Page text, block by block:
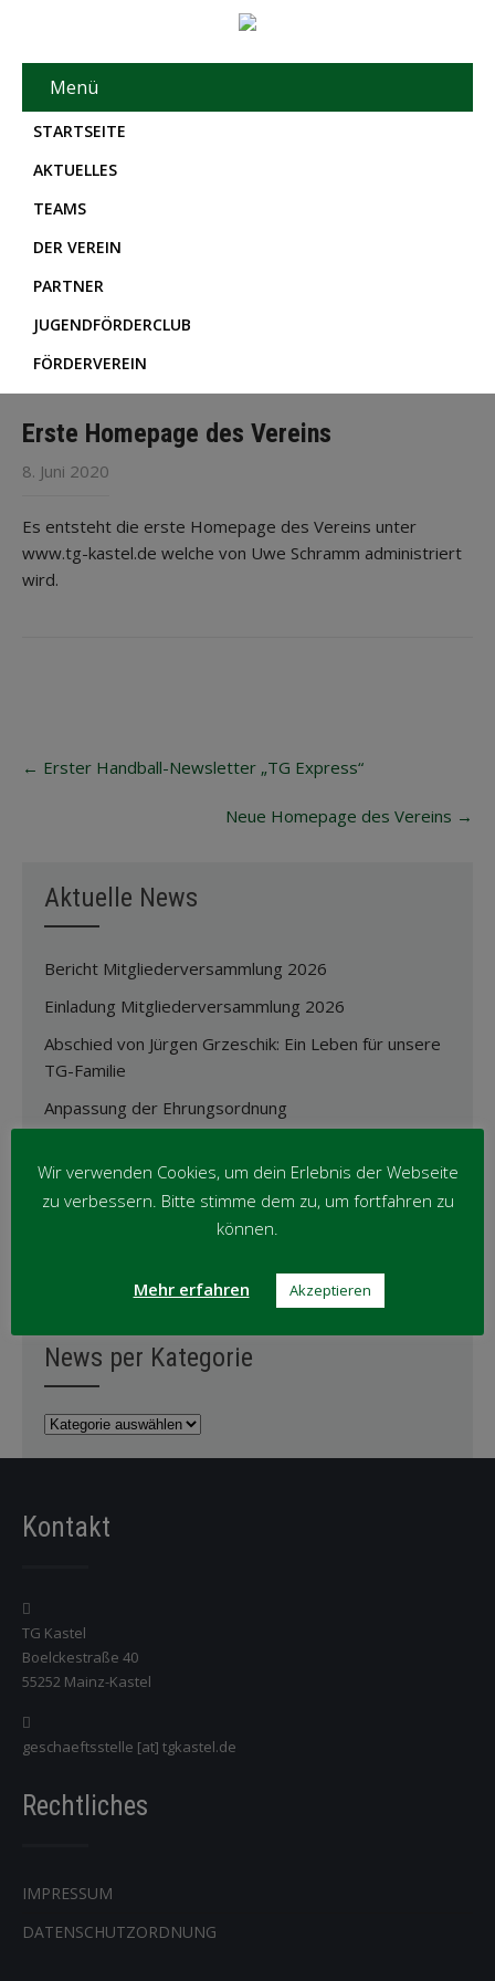
Menü
STARTSEITE
AKTUELLES
TEAMS
DER VEREIN
PARTNER
JUGENDFÖRDERCLUB
FÖRDERVEREIN
Erste Homepage des Vereins
8. Juni 2020
Es entsteht die erste Homepage des Vereins unter
www.tg-kastel.de welche von Uwe Schramm administriert
wird.
navigation
← Erster Handball-Newsletter „TG Express“
Neue Homepage des Vereins →
Aktuelle News
Bericht Mitgliederversammlung 2026
Einladung Mitgliederversammlung 2026
Abschied von Jürgen Grzeschik: Ein Leben für unsere
TG-Familie
Anpassung der Ehrungsordnung
News per Monat
Monat
News per Kategorie
News
Kontakt
TG Kastel
Boelckestraße 40
55252 Mainz-Kastel
geschaeftsstelle [at] tgkastel.de
Rechtliches
IMPRESSUM
DATENSCHUTZORDNUNG
Wir verwenden Cookies, um dein Erlebnis der Webseite
zu verbessern. Bitte stimme dem zu, um fortfahren zu
können.
Mehr erfahren Akzeptieren